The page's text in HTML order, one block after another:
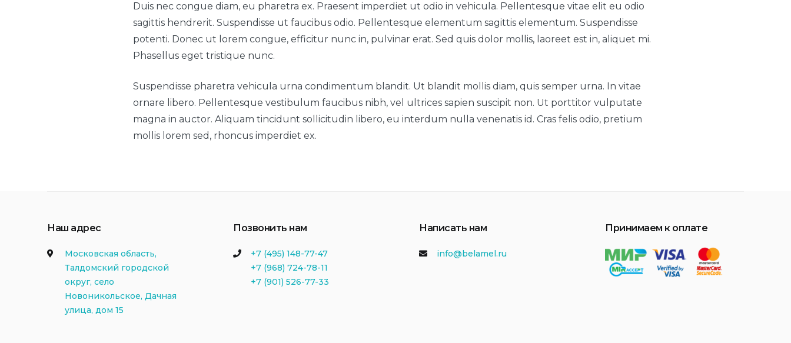
Duis nec congue diam, eu pharetra ex. Praesent imperdiet ut odio in vehicula. Pellentesque vitae elit eu odio
sagittis hendrerit. Suspendisse ut faucibus odio. Pellentesque elementum sagittis elementum. Suspendisse
potenti. Donec ut lorem congue, efficitur nunc in, pulvinar erat. Sed quis dolor mollis, laoreet est in, aliquet mi.
Phasellus eget tristique nunc.
Suspendisse pharetra vehicula urna condimentum blandit. Ut blandit mollis diam, quis semper urna. In vitae
ornare libero. Pellentesque vestibulum faucibus nibh, vel ultrices sapien suscipit non. Ut porttitor vulputate
magna in auctor. Aliquam tincidunt sollicitudin libero, eu interdum nulla venenatis id. Cras felis odio, pretium
mollis lorem sed, rhoncus imperdiet ex.
Наш адрес
Московская область,
Талдомский городской
округ, село
Новоникольское, Дачная
улица, дом 15
Позвонить нам
+7 (495) 148-77-47
+7 (968) 724-78-11
+7 (901) 526-77-33
Написать нам
info@belamel.ru
Принимаем к оплате